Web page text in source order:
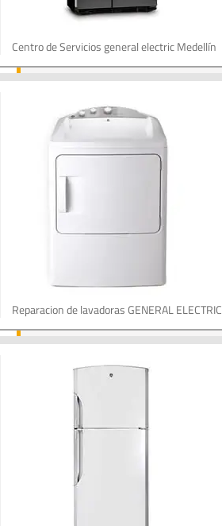
Centro de Servicios general electric Medellín
Reparacion de lavadoras GENERAL ELECTRIC